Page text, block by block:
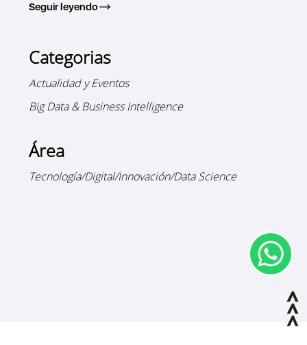
Seguir leyendo
Categorias
Actualidad y Eventos
Big Data & Business Intelligence
Área
Tecnología/Digital/Innovación/Data Science